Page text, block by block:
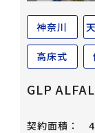
神奈川
高床式
GLP
契約面積：